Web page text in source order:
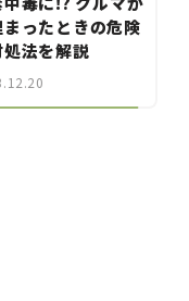
まったときの危険
法を解説